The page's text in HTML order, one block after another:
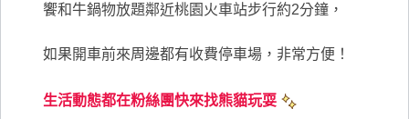
饗和牛鍋物放題鄰近桃園火車站步行約2分鐘，
如果開車前來周邊都有收費停車場，非常方便！
生活動態都在粉絲團快來找熊貓玩耍